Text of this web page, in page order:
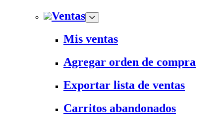
Ventas
Mis ventas
Agregar orden de compra
Exportar lista de ventas
Carritos abandonados